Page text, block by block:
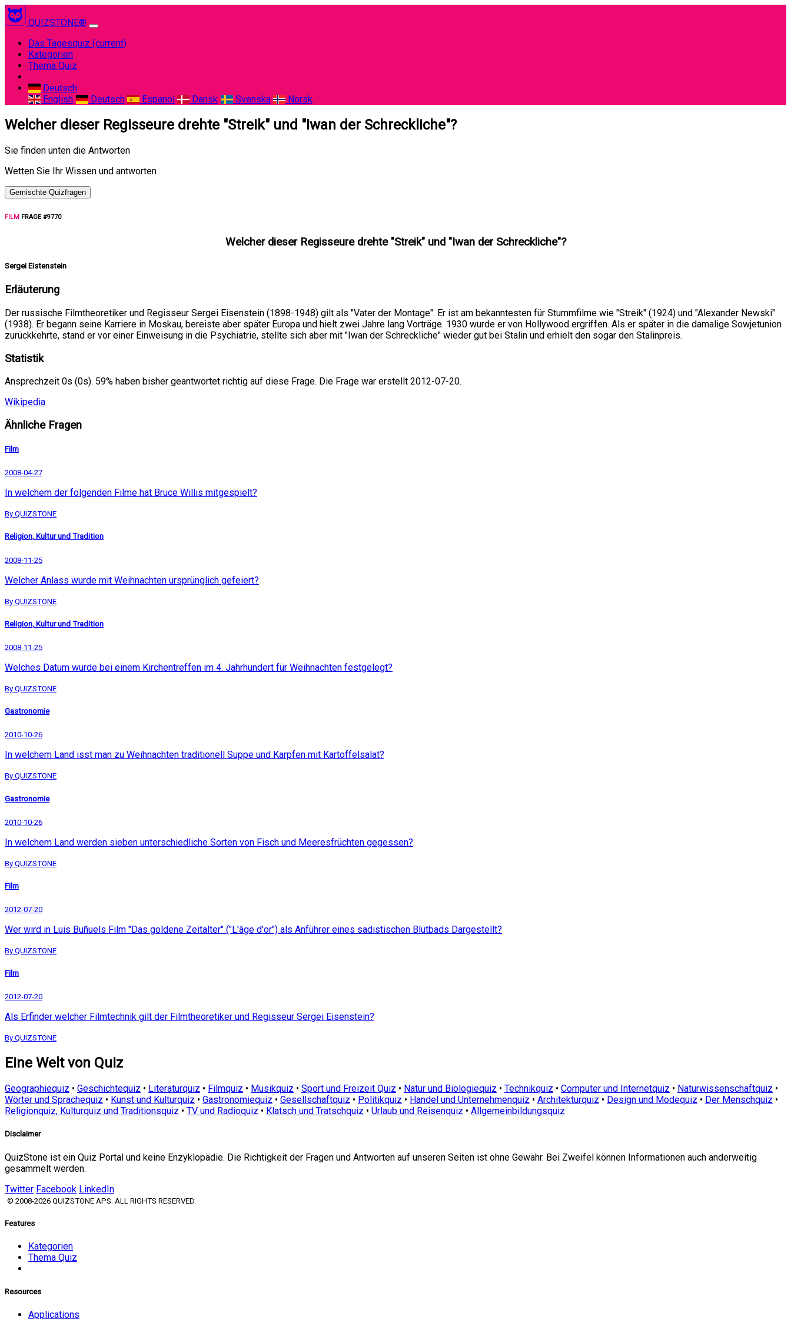
QUIZSTONE®
Das Tagesquiz (current)
Kategorien
Thema Quiz
Deutsch
English
Deutsch Espanol Dansk Svenska Norsk
Welcher dieser Regisseure drehte "Streik" und "Iwan der Schreckliche"?
Sie finden unten die Antworten
Wetten Sie Ihr Wissen und antworten
Gemischte Quizfragen
FILM FRAGE #9770
Welcher dieser Regisseure drehte "Streik" und "Iwan der Schreckliche"?
Sergei Eistenstein
Erläuterung
Der russische Filmtheoretiker und Regisseur Sergei Eisenstein (1898-1948) gilt als "Vater der Montage". Er ist am bekanntesten für Stummfilme wie "Streik" (1924) und "Alexander Newski"
(1938). Er begann seine Karriere in Moskau, bereiste aber später Europa und hielt zwei Jahre lang Vorträge. 1930 wurde er von Hollywood ergriffen. Als er später in die damalige Sowjetunion
zurückkehrte, stand er vor einer Einweisung in die Psychiatrie, stellte sich aber mit "Iwan der Schreckliche" wieder gut bei Stalin und erhielt den sogar den Stalinpreis.
Statistik
Ansprechzeit 0s (0s). 59% haben bisher geantwortet richtig auf diese Frage. Die Frage war erstellt 2012-07-20.
Wikipedia
Ähnliche Fragen
Film
2008-04-27
In welchem der folgenden Filme hat Bruce Willis mitgespielt?
By QUIZSTONE
Religion, Kultur und Tradition
2008-11-25
Welcher Anlass wurde mit Weihnachten ursprünglich gefeiert?
By QUIZSTONE
Religion, Kultur und Tradition
2008-11-25
Welches Datum wurde bei einem Kirchentreffen im 4. Jahrhundert für Weihnachten festgelegt?
By QUIZSTONE
Gastronomie
2010-10-26
In welchem Land isst man zu Weihnachten traditionell Suppe und Karpfen mit Kartoffelsalat?
By QUIZSTONE
Gastronomie
2010-10-26
In welchem Land werden sieben unterschiedliche Sorten von Fisch und Meeresfrüchten gegessen?
By QUIZSTONE
Film
2012-07-20
Wer wird in Luis Buñuels Film "Das goldene Zeitalter" ("L'âge d'or") als Anführer eines sadistischen Blutbads Dargestellt?
By QUIZSTONE
Film
2012-07-20
Als Erfinder welcher Filmtechnik gilt der Filmtheoretiker und Regisseur Sergei Eisenstein?
By QUIZSTONE
Eine Welt von Quiz
Geographiequiz • Geschichtequiz • Literaturquiz • Filmquiz • Musikquiz • Sport und Freizeit Quiz • Natur und Biologiequiz • Technikquiz • Computer und Internetquiz • Naturwissenschaftquiz •
Wörter und Sprachequiz • Kunst und Kulturquiz • Gastronomiequiz • Gesellschaftquiz • Politikquiz • Handel und Unternehmenquiz • Architekturquiz • Design und Modequiz • Der Menschquiz •
Religionquiz, Kulturquiz und Traditionsquiz • TV und Radioquiz • Klatsch und Tratschquiz • Urlaub und Reisenquiz • Allgemeinbildungsquiz
Disclaimer
QuizStone ist ein Quiz Portal und keine Enzyklopädie. Die Richtigkeit der Fragen und Antworten auf unseren Seiten ist ohne Gewähr. Bei Zweifel können Informationen auch anderweitig
gesammelt werden.
Twitter Facebook LinkedIn
© 2008-2026 QUIZSTONE APS. ALL RIGHTS RESERVED.
Features
Kategorien
Thema Quiz
Resources
Applications